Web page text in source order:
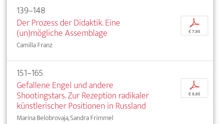
139–148
Der Prozess der Didaktik. Eine
(un)mögliche Assemblage
Camilla Franz
p
€ 7,95
151–165
Gefallene Engel und andere
Shootingstars. Zur Rezeption radikaler
künstlerischer Positionen in Russland
Marina Belobrovaja, Sandra Frimmel
p
€ 9,95